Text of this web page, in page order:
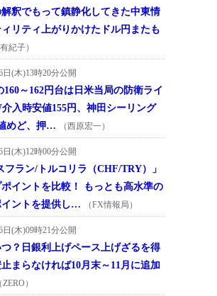
釈でもって鎮静化してきた中東情
リティ上がりかけたドル円またも
紀子）
日(木)13時20分公開
160～162円台は日米当局の防衛ライ
入時安値155円、神田シーリング
めど、押…
（西原宏一）
日(木)12時00分公開
フラン/トルコリラ（CHF/TRY）」
イントを比較！ もっとも高水準の
イントを提供し…
（FX情報局）
日(木)09時21分公開
？日銀利上げペース上げざるを得
まらなければ10月末～11月に追加
（ZERO）